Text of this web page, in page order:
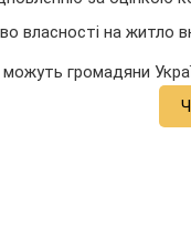
власності на
громадяни